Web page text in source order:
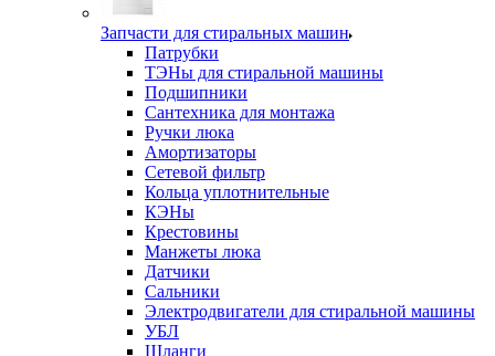
Запчасти для стиральных машин
Патрубки
ТЭНы для стиральной машины
Подшипники
Сантехника для монтажа
Ручки люка
Амортизаторы
Сетевой фильтр
Кольца уплотнительные
КЭНы
Крестовины
Манжеты люка
Датчики
Сальники
Электродвигатели для стиральной машины
УБЛ
Шланги